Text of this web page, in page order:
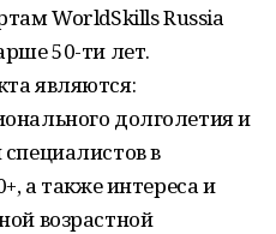
WorldSkills Russia
50-ти лет.
являются:
долголетия и
в
а также интереса и
возрастной